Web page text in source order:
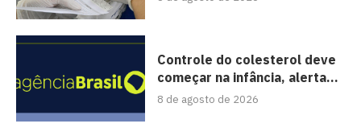
Controle do colesterol deve
começar na infância, alerta...
8 de agosto de 2026